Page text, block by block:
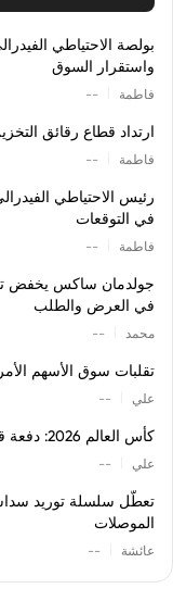
بولصة الاحتياطي
واستقرار السوق
فاطمة --
ارتداد قطاع رقائق
فاطمة --
رئيس الاحتياطي
في التوقعات
فاطمة --
في العرض والطلب
محمد --
تقلبات سوق الأسهم
علي --
كأس العالم 2026: دفعة قوية لأسواق التنبؤات وتعزيز لـ DraftKings
علي --
تعطّل سلسلة توريد
الموصلات
عائشة --